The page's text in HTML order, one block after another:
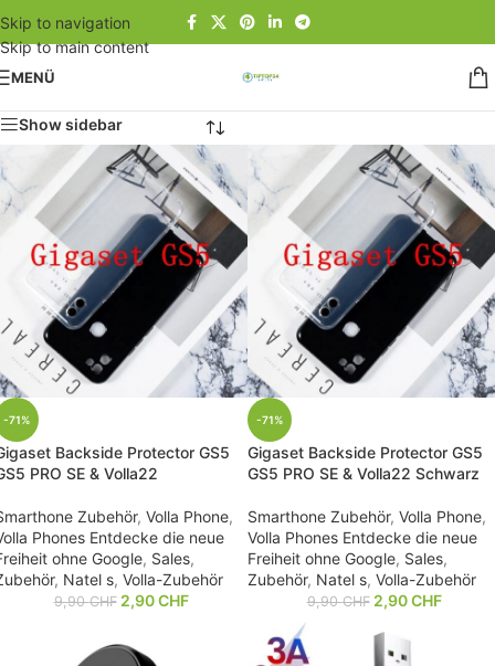
Skip to navigation
Skip to main content
MENÜ
Show sidebar
-71%
Backside Protector GS5
PRO SE & Volla22
Zubehör, Volla Phone,
Phones Entdecke die neue
ohne Google, Sales,
, Natel s, Volla-Zubehör
9,90CHF 2,90CHF
-71%
Gigaset Backside Protector GS5
GS5 PRO SE & Volla22 Schwarz
Smarthone Zubehör, Volla Phone,
Volla Phones Entdecke die neue
Freiheit ohne Google, Sales,
Zubehör, Natel s, Volla-Zubehör
9,90CHF 2,90CHF